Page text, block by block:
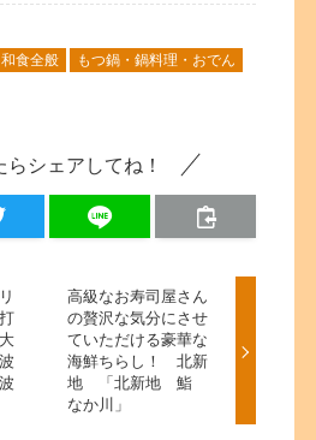
和食全般
もつ鍋・鍋料理・おでん
らシェアしてね！
高級なお寿司屋さん
の贅沢な気分にさせ
ていただける豪華な
海鮮ちらし！ 北新
地 「北新地 鮨
なか川」